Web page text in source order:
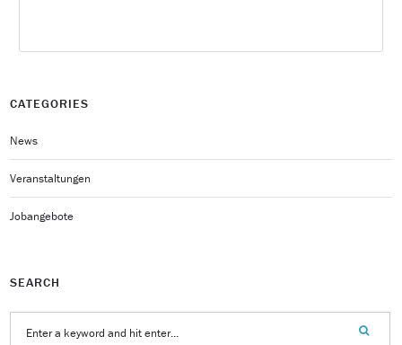
CATEGORIES
News
Veranstaltungen
Jobangebote
SEARCH